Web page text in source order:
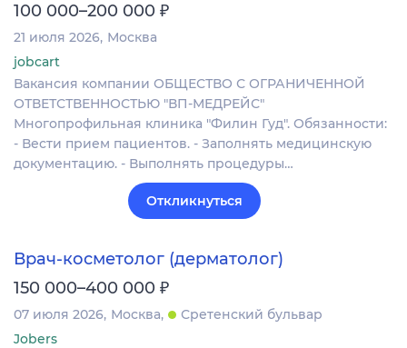
100 000–200 000 ₽
21 июля 2026 Москва
jobcart
Вакансия компании ОБЩЕСТВО С ОГРАНИЧЕННОЙ
ОТВЕТСТВЕННОСТЬЮ "ВП-МЕДРЕЙС"
Многопрофильная клиника "Филин Гуд". Обязанности:
- Вести прием пациентов. - Заполнять медицинскую
документацию. - Выполнять процедуры…
Откликнуться
Врач-косметолог (дерматолог)
150 000–400 000 ₽
07 июля 2026 Москва
Сретенский бульвар
Jobers